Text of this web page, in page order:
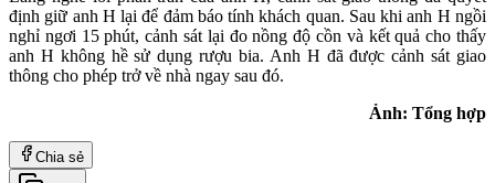
định giữ anh H lại để đảm báo tính khách quan. Sau khi anh H ngồi
nghỉ ngơi 15 phút, cảnh sát lại đo nồng độ cồn và kết quả cho thấy
anh H không hề sử dụng rượu bia. Anh H đã được cảnh sát giao
thông cho phép trở về nhà ngay sau đó.
Ảnh: Tổng hợp
Chia sẻ